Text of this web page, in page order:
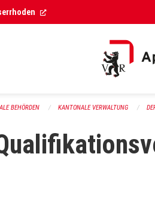
(External Link)
BEHÖRDEN KANTONALE VERWALTUNG